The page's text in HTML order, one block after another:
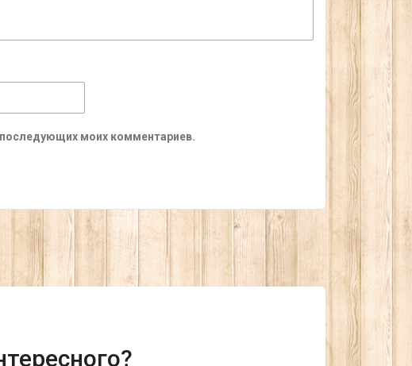
последующих моих комментариев.